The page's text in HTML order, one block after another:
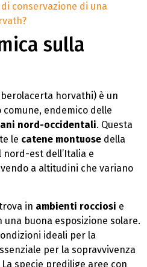
di conservazione di una
sulla
horvathi) è un
endemico delle
nord-occidentali. Questa
le catene montuose della
nord-est dell’Italia e
a altitudini che variano
in ambienti rocciosi e
buona esposizione solare.
ideali per la
per la sopravvivenza
specie predilige aree con